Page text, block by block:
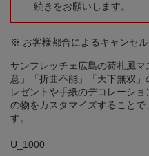
続きをお願いします。
※ お客様都合によるキャンセル
サンフレッチェ広島の荷札風
意」「折曲不能」「天下無双
レゼントや手紙のデコレーシ
の物をカスタマイズすること
す。
U_1000